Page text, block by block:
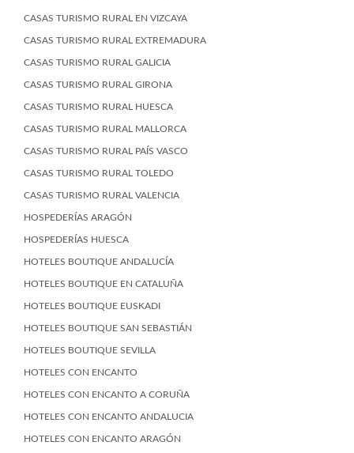
CASAS TURISMO RURAL EN VIZCAYA
CASAS TURISMO RURAL EXTREMADURA
CASAS TURISMO RURAL GALICIA
CASAS TURISMO RURAL GIRONA
CASAS TURISMO RURAL HUESCA
CASAS TURISMO RURAL MALLORCA
CASAS TURISMO RURAL PAÍS VASCO
CASAS TURISMO RURAL TOLEDO
CASAS TURISMO RURAL VALENCIA
HOSPEDERÍAS ARAGÓN
HOSPEDERÍAS HUESCA
HOTELES BOUTIQUE ANDALUCÍA
HOTELES BOUTIQUE EN CATALUÑA
HOTELES BOUTIQUE EUSKADI
HOTELES BOUTIQUE SAN SEBASTIÁN
HOTELES BOUTIQUE SEVILLA
HOTELES CON ENCANTO
HOTELES CON ENCANTO A CORUÑA
HOTELES CON ENCANTO ANDALUCIA
HOTELES CON ENCANTO ARAGÓN